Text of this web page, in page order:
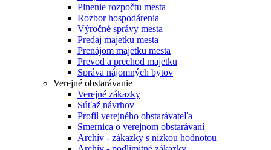
Plnenie rozpočtu mesta
Rozbor hospodárenia
Výročné správy mesta
Predaj majetku mesta
Prenájom majetku mesta
Prevod a prechod majetku
Správa nájomných bytov
Verejné obstarávanie
Verejné zákazky
Súťaž návrhov
Profil verejného obstarávateľa
Smernica o verejnom obstarávaní
Archív - zákazky s nízkou hodnotou